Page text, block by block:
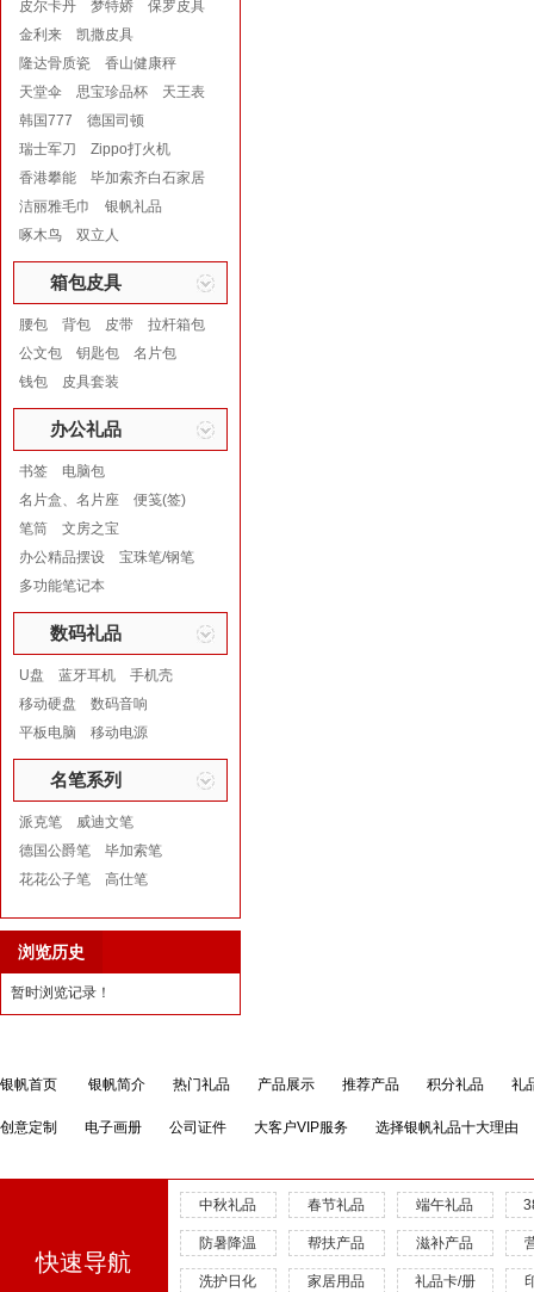
皮尔卡丹 梦特娇
保罗皮具
金利来
凯撒皮具
隆达骨质瓷
香山健康秤
天堂伞
思宝珍品杯
天王表
韩国777
德国司顿
瑞士军刀
Zippo打火机
香港攀能
毕加索齐白石家居
洁丽雅毛巾
银帆礼品
啄木鸟
双立人
箱包皮具
腰包 背包 皮带
拉杆箱包
公文包
钥匙包
名片包
钱包
皮具套装
办公礼品
书签
电脑包
名片盒、名片座
便笺(签)
笔筒
文房之宝
办公精品摆设
宝珠笔/钢笔
多功能笔记本
数码礼品
U盘 蓝牙耳机
手机壳
移动硬盘
数码音响
平板电脑
移动电源
名笔系列
派克笔
威迪文笔
德国公爵笔
毕加索笔
花花公子笔
高仕笔
浏览历史
暂时浏览记录！
银帆首页 银帆简介 热门礼品 产品展示 推荐产品 积分礼品 礼
创意定制 电子画册 公司证件 大客户VIP服务 选择银帆礼品十大理由
快速导航
中秋礼品 春节礼品 端午礼品
防暑降温 帮扶产品 滋补产品
洗护日化 家居用品 礼品卡/册